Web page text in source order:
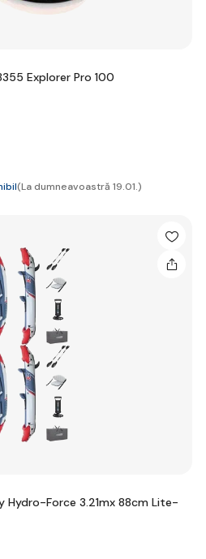
Explorer Pro 100
(La dumneavoastră 19.01.)
Hydro-Force 3.21mx 88cm Lite-